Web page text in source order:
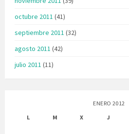
octubre 2011 (41)
septiembre 2011 (32)
agosto 2011 (42)
julio 2011 (11)
ENERO 2012
L
M X J